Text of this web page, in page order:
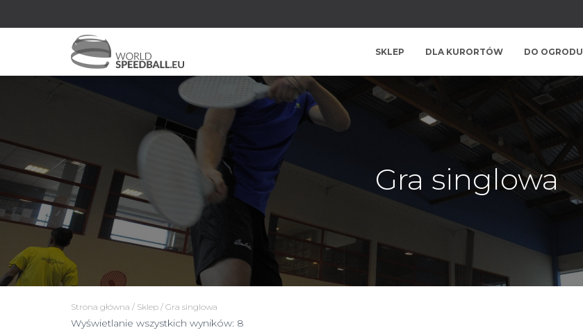
SKLEP DLA KURORTÓW DO OGRODU
Gra singlowa
Strona główna / Sklep / Gra singlowa
Wyświetlanie wszystkich wyników: 8